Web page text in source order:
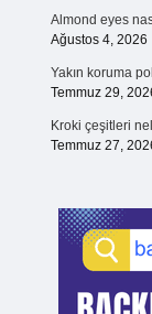
Almond eyes
Ağustos 4, 2026
Yakın koruma
Temmuz 29,
Kroki çeşitleri
Temmuz 27,